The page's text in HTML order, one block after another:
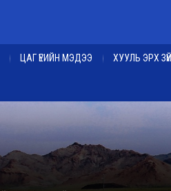
ЦАГ ҮЕИЙН МЭДЭЭ ХУУЛЬ ЭРХ ЗҮЙ